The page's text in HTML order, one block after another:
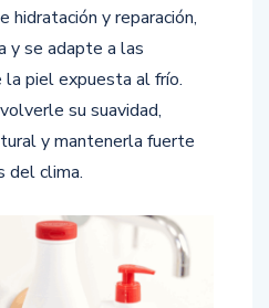
hidratación y reparación,
y se adapte a las
piel expuesta al frío.
su suavidad,
y mantenerla fuerte
del clima.